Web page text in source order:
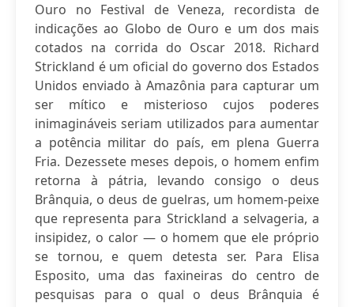
Ouro no Festival de Veneza, recordista de
indicações ao Globo de Ouro e um dos mais
cotados na corrida do Oscar 2018. Richard
Strickland é um oficial do governo dos Estados
Unidos enviado à Amazônia para capturar um
ser mítico e misterioso cujos poderes
inimagináveis seriam utilizados para aumentar
a potência militar do país, em plena Guerra
Fria. Dezessete meses depois, o homem enfim
retorna à pátria, levando consigo o deus
Brânquia, o deus de guelras, um homem-peixe
que representa para Strickland a selvageria, a
insipidez, o calor — o homem que ele próprio
se tornou, e quem detesta ser. Para Elisa
Esposito, uma das faxineiras do centro de
pesquisas para o qual o deus Brânquia é